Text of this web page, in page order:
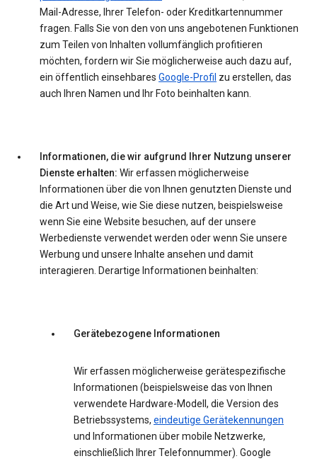
Mail-Adresse, Ihrer Telefon- oder Kreditkartennummer
fragen. Falls Sie von den von uns angebotenen Funktionen
zum Teilen von Inhalten vollumfänglich profitieren
möchten, fordern wir Sie möglicherweise auch dazu auf,
ein öffentlich einsehbares Google-Profil zu erstellen, das
auch Ihren Namen und Ihr Foto beinhalten kann.
Informationen, die wir aufgrund Ihrer Nutzung unserer
Dienste erhalten: Wir erfassen möglicherweise
Informationen über die von Ihnen genutzten Dienste und
die Art und Weise, wie Sie diese nutzen, beispielsweise
wenn Sie eine Website besuchen, auf der unsere
Werbedienste verwendet werden oder wenn Sie unsere
Werbung und unsere Inhalte ansehen und damit
interagieren. Derartige Informationen beinhalten:
Gerätebezogene Informationen
Wir erfassen möglicherweise gerätespezifische
Informationen (beispielsweise das von Ihnen
verwendete Hardware-Modell, die Version des
Betriebssystems, eindeutige Gerätekennungen
und Informationen über mobile Netzwerke,
einschließlich Ihrer Telefonnummer). Google